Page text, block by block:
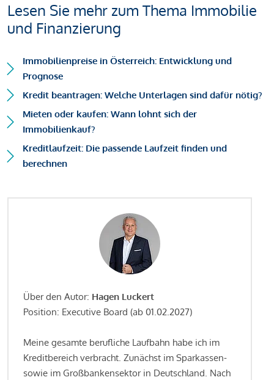
Lesen Sie mehr zum Thema Immobilie
und Finanzierung
Immobilienpreise in Österreich: Entwicklung und
Prognose
Kredit beantragen: Welche Unterlagen sind dafür nötig?
Mieten oder kaufen: Wann lohnt sich der
Immobilienkauf?
Kreditlaufzeit: Die passende Laufzeit finden und
berechnen
Über den Autor: Hagen Luckert
Position: Executive Board (ab 01.02.2027)
Meine gesamte berufliche Laufbahn habe ich im
Kreditbereich verbracht. Zunächst im Sparkassen-
sowie im Großbankensektor in Deutschland. Nach